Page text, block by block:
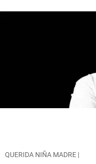
QUERIDA NIÑA MADRE |